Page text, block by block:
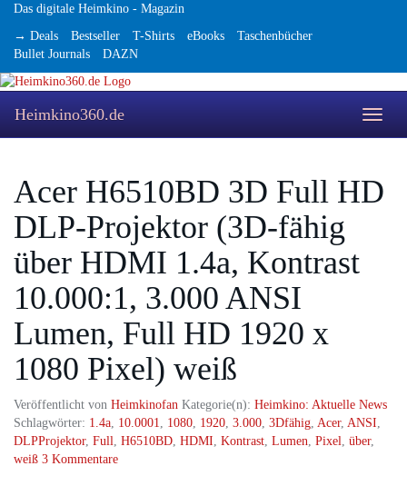
Skip
main
content
Das digitale Heimkino - Magazin
→ Deals
Bestseller T-Shirts eBooks
Taschenbücher
Bullet Journals
DAZN
Toggle
Heimkino360.de
Acer H6510BD 3D Full HD
DLP-Projektor (3D-fähig
über HDMI 1.4a, Kontrast
10.000:1, 3.000 ANSI
Lumen, Full HD 1920 x
1080 Pixel) weiß
Veröffentlicht von Heimkinofan Kategorie(n): Heimkino: Aktuelle News
Schlagwörter: 1.4a, 10.0001, 1080, 1920, 3.000, 3Dfähig, Acer, ANSI,
DLPProjektor, Full, H6510BD, HDMI, Kontrast, Lumen, Pixel, über,
weiß 3 Kommentare